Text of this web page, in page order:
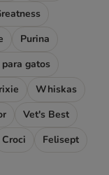
Purina
gatos
Whiskas
Vet's Best
Croci
Felisept